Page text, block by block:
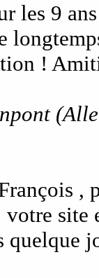
les 9
!
,
site
quelque